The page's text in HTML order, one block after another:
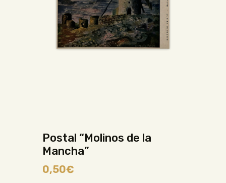
Postal “Molinos de la
Mancha”
0,50€